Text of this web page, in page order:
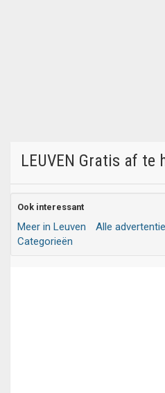
LEUVEN Gratis af te
Ook interessant
Meer in Leuven Alle
Categorieën